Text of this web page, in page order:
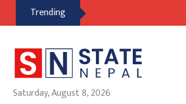
Trending
Saturday, August 8, 2026